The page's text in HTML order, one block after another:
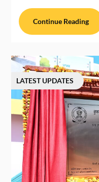
Continue Reading
LATEST UPDATES